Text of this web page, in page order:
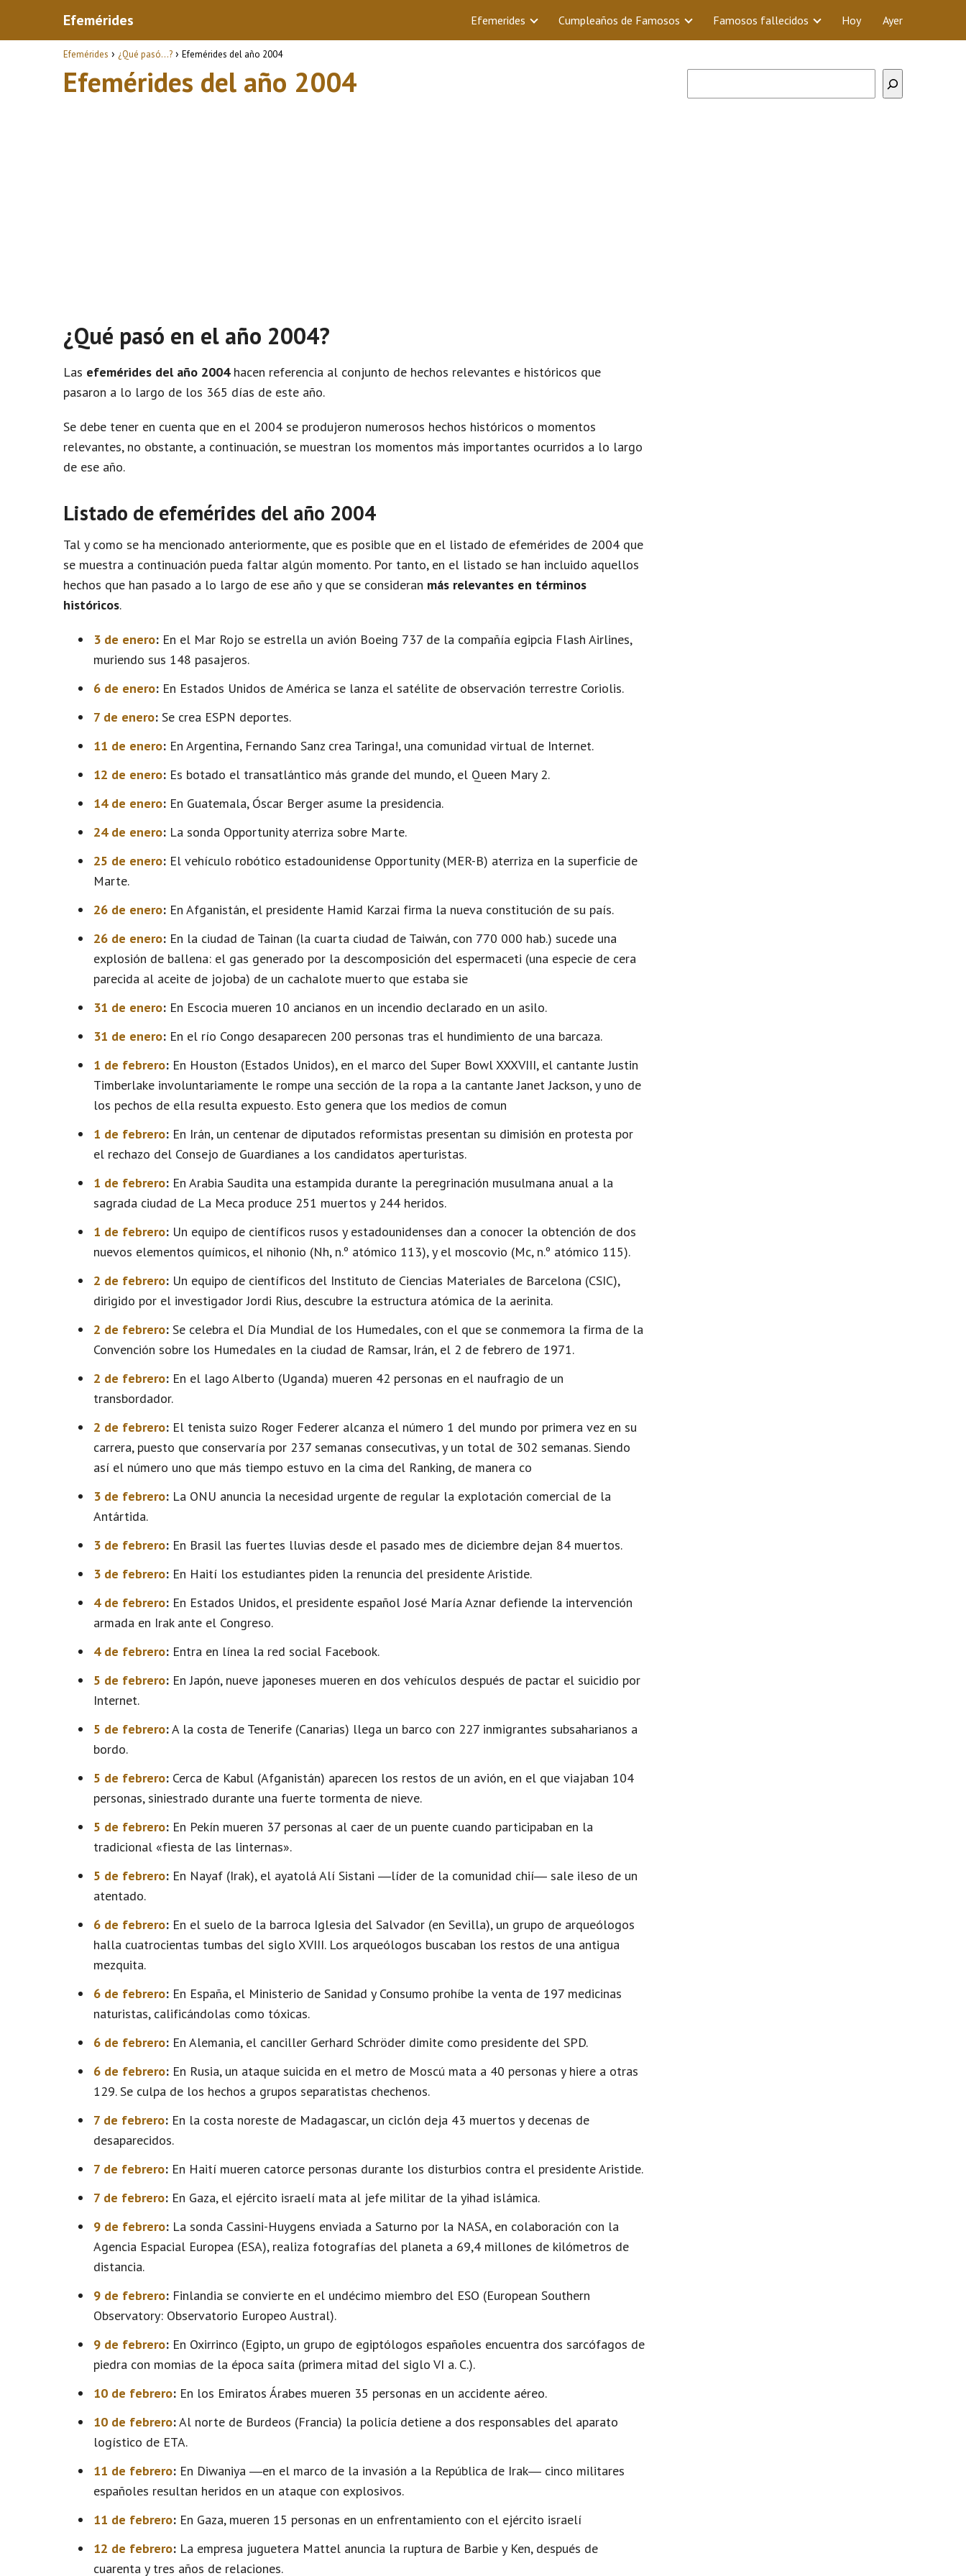
Efemérides Efemerides Cumpleaños de Famosos Famosos fallecidos Hoy Ayer
Efemérides ¿Qué pasó...? Efemérides del año 2004
Efemérides del año 2004
¿Qué pasó en el año 2004?
Las efemérides del año 2004hacen referencia al conjunto de hechos relevantes e históricos que
pasaron a lo largo de los 365 días de este año.
Se debe tener en cuenta que en el 2004 se produjeron numerosos hechos históricos o momentos
relevantes, no obstante, a continuación, se muestran los momentos más importantes ocurridos a lo largo
de ese año.
Listado de efemérides del año 2004
Tal y como se ha mencionado anteriormente, que es posible que en el listado de efemérides de 2004 que
se muestra a continuación pueda faltar algún momento. Por tanto, en el listado se han incluido aquellos
hechos que han pasado a lo largo de ese año y que se consideran más relevantes en términos
históricos.
3 de enero: En el Mar Rojo se estrella un avión Boeing 737 de la compañía egipcia Flash Airlines,
muriendo sus 148 pasajeros.
6 de enero: En Estados Unidos de América se lanza el satélite de observación terrestre Coriolis.
7 de enero: Se crea ESPN deportes.
11 de enero: En Argentina, Fernando Sanz crea Taringa!, una comunidad virtual de Internet.
12 de enero: Es botado el transatlántico más grande del mundo, el Queen Mary 2.
14 de enero: En Guatemala, Óscar Berger asume la presidencia.
24 de enero: La sonda Opportunity aterriza sobre Marte.
25 de enero: El vehículo robótico estadounidense Opportunity (MER-B) aterriza en la superficie de
Marte.
26 de enero: En Afganistán, el presidente Hamid Karzai firma la nueva constitución de su país.
26 de enero: En la ciudad de Tainan (la cuarta ciudad de Taiwán, con 770 000 hab.) sucede una
explosión de ballena: el gas generado por la descomposición del espermaceti (una especie de cera
parecida al aceite de jojoba) de un cachalote muerto que estaba sie
31 de enero: En Escocia mueren 10 ancianos en un incendio declarado en un asilo.
31 de enero: En el río Congo desaparecen 200 personas tras el hundimiento de una barcaza.
1 de febrero: En Houston (Estados Unidos), en el marco del Super Bowl XXXVIII, el cantante Justin
Timberlake involuntariamente le rompe una sección de la ropa a la cantante Janet Jackson, y uno de
los pechos de ella resulta expuesto. Esto genera que los medios de comun
1 de febrero: En Irán, un centenar de diputados reformistas presentan su dimisión en protesta por
el rechazo del Consejo de Guardianes a los candidatos aperturistas.
1 de febrero: En Arabia Saudita una estampida durante la peregrinación musulmana anual a la
sagrada ciudad de La Meca produce 251 muertos y 244 heridos.
1 de febrero: Un equipo de científicos rusos y estadounidenses dan a conocer la obtención de dos
nuevos elementos químicos, el nihonio (Nh, n.º atómico 113), y el moscovio (Mc, n.º atómico 115).
2 de febrero: Un equipo de científicos del Instituto de Ciencias Materiales de Barcelona (CSIC),
dirigido por el investigador Jordi Rius, descubre la estructura atómica de la aerinita.
2 de febrero: Se celebra el Día Mundial de los Humedales, con el que se conmemora la firma de la
Convención sobre los Humedales en la ciudad de Ramsar, Irán, el 2 de febrero de 1971.
2 de febrero: En el lago Alberto (Uganda) mueren 42 personas en el naufragio de un
transbordador.
2 de febrero: El tenista suizo Roger Federer alcanza el número 1 del mundo por primera vez en su
carrera, puesto que conservaría por 237 semanas consecutivas, y un total de 302 semanas. Siendo
así el número uno que más tiempo estuvo en la cima del Ranking, de manera co
3 de febrero: La ONU anuncia la necesidad urgente de regular la explotación comercial de la
Antártida.
3 de febrero: En Brasil las fuertes lluvias desde el pasado mes de diciembre dejan 84 muertos.
3 de febrero: En Haití los estudiantes piden la renuncia del presidente Aristide.
4 de febrero: En Estados Unidos, el presidente español José María Aznar defiende la intervención
armada en Irak ante el Congreso.
4 de febrero: Entra en línea la red social Facebook.
5 de febrero: En Japón, nueve japoneses mueren en dos vehículos después de pactar el suicidio por
Internet.
5 de febrero:A la costa de Tenerife (Canarias) llega un barco con 227 inmigrantes subsaharianos a
bordo.
5 de febrero: Cerca de Kabul (Afganistán) aparecen los restos de un avión, en el que viajaban 104
personas, siniestrado durante una fuerte tormenta de nieve.
5 de febrero: En Pekín mueren 37 personas al caer de un puente cuando participaban en la
tradicional «fiesta de las linternas».
5 de febrero: En Nayaf (Irak), el ayatolá Alí Sistani ―líder de la comunidad chií― sale ileso de un
atentado.
6 de febrero: En el suelo de la barroca Iglesia del Salvador (en Sevilla), un grupo de arqueólogos
halla cuatrocientas tumbas del siglo XVIII. Los arqueólogos buscaban los restos de una antigua
mezquita.
6 de febrero: En España, el Ministerio de Sanidad y Consumo prohíbe la venta de 197 medicinas
naturistas, calificándolas como tóxicas.
6 de febrero: En Alemania, el canciller Gerhard Schröder dimite como presidente del SPD.
6 de febrero: En Rusia, un ataque suicida en el metro de Moscú mata a 40 personas y hiere a otras
129. Se culpa de los hechos a grupos separatistas chechenos.
7 de febrero: En la costa noreste de Madagascar, un ciclón deja 43 muertos y decenas de
desaparecidos.
7 de febrero: En Haití mueren catorce personas durante los disturbios contra el presidente Aristide.
7 de febrero: En Gaza, el ejército israelí mata al jefe militar de la yihad islámica.
9 de febrero: La sonda Cassini-Huygens enviada a Saturno por la NASA, en colaboración con la
Agencia Espacial Europea (ESA), realiza fotografías del planeta a 69,4 millones de kilómetros de
distancia.
9 de febrero: Finlandia se convierte en el undécimo miembro del ESO (European Southern
Observatory: Observatorio Europeo Austral).
9 de febrero: En Oxirrinco (Egipto, un grupo de egiptólogos españoles encuentra dos sarcófagos de
piedra con momias de la época saíta (primera mitad del siglo VI a. C.).
10 de febrero: En los Emiratos Árabes mueren 35 personas en un accidente aéreo.
10 de febrero:Al norte de Burdeos (Francia) la policía detiene a dos responsables del aparato
logístico de ETA.
11 de febrero: En Diwaniya ―en el marco de la invasión a la República de Irak― cinco militares
españoles resultan heridos en un ataque con explosivos.
11 de febrero: En Gaza, mueren 15 personas en un enfrentamiento con el ejército israelí
12 de febrero: La empresa juguetera Mattel anuncia la ruptura de Barbie y Ken, después de
cuarenta y tres años de relaciones.